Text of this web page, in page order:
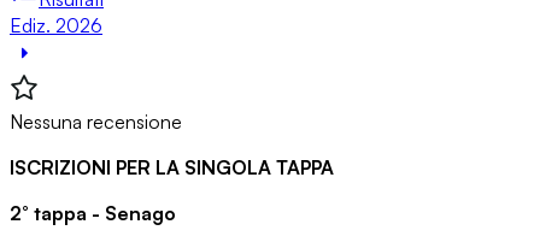
Ediz. 2026
Nessuna recensione
ISCRIZIONI PER LA SINGOLA TAPPA
2° tappa - Senago